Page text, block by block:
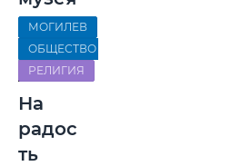
МОГИЛЕВ
ОБЩЕСТВО
РЕЛИГИЯ
На
радос
ть